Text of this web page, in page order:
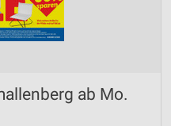
ab Mo.